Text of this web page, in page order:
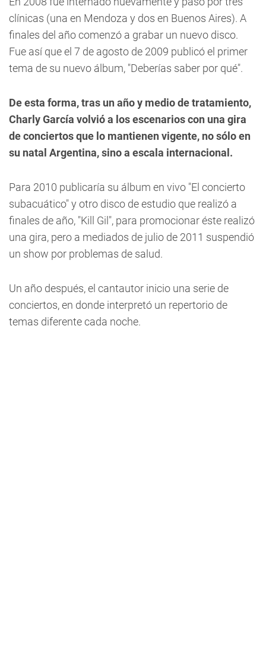
clínicas (una en Mendoza y dos en Buenos Aires). A
finales del año comenzó a grabar un nuevo disco.
Fue así que el 7 de agosto de 2009 publicó el primer
tema de su nuevo álbum, "Deberías saber por qué".
De esta forma, tras un año y medio de tratamiento,
Charly García volvió a los escenarios con una gira
de conciertos que lo mantienen vigente, no sólo en
su natal Argentina, sino a escala internacional.
Para 2010 publicaría su álbum en vivo "El concierto
subacuático" y otro disco de estudio que realizó a
finales de año, "Kill Gil", para promocionar éste realizó
una gira, pero a mediados de julio de 2011 suspendió
un show por problemas de salud.
Un año después, el cantautor inicio una serie de
conciertos, en donde interpretó un repertorio de
temas diferente cada noche.